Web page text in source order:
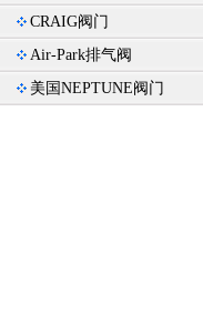
CRAIG阀门
Air-Park排气阀
美国NEPTUNE阀门